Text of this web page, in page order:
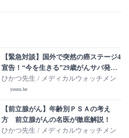
【緊急対談】国外で突然の癌ステージ4
宣告！“今を生きる”29歳がんサバ発信
者が伝えたいこととは？【ジンガンリ
ーマン翔×ひかつ先生】
ひかつ先生 / メディカルウォッチメン
youtu.be
【前立腺がん】年齢別ＰＳＡの考え
方 前立腺がんの名医が徹底解説！
ひかつ先生 / メディカルウォッチメン